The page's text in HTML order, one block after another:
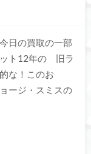
日の買取の一部
ト12年の 旧ラ
な！このお
ージ・スミスの